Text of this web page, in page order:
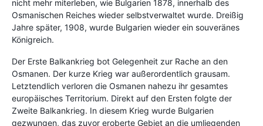
nicht mehr miterleben, wie Bulgarien 1878, innerhalb des
Osmanischen Reiches wieder selbstverwaltet wurde. Dreißig
Jahre später, 1908, wurde Bulgarien wieder ein souveränes
Königreich.
Der Erste Balkankrieg bot Gelegenheit zur Rache an den
Osmanen. Der kurze Krieg war außerordentlich grausam.
Letztendlich verloren die Osmanen nahezu ihr gesamtes
europäisches Territorium. Direkt auf den Ersten folgte der
Zweite Balkankrieg. In diesem Krieg wurde Bulgarien
gezwungen, das zuvor eroberte Gebiet an die umliegenden